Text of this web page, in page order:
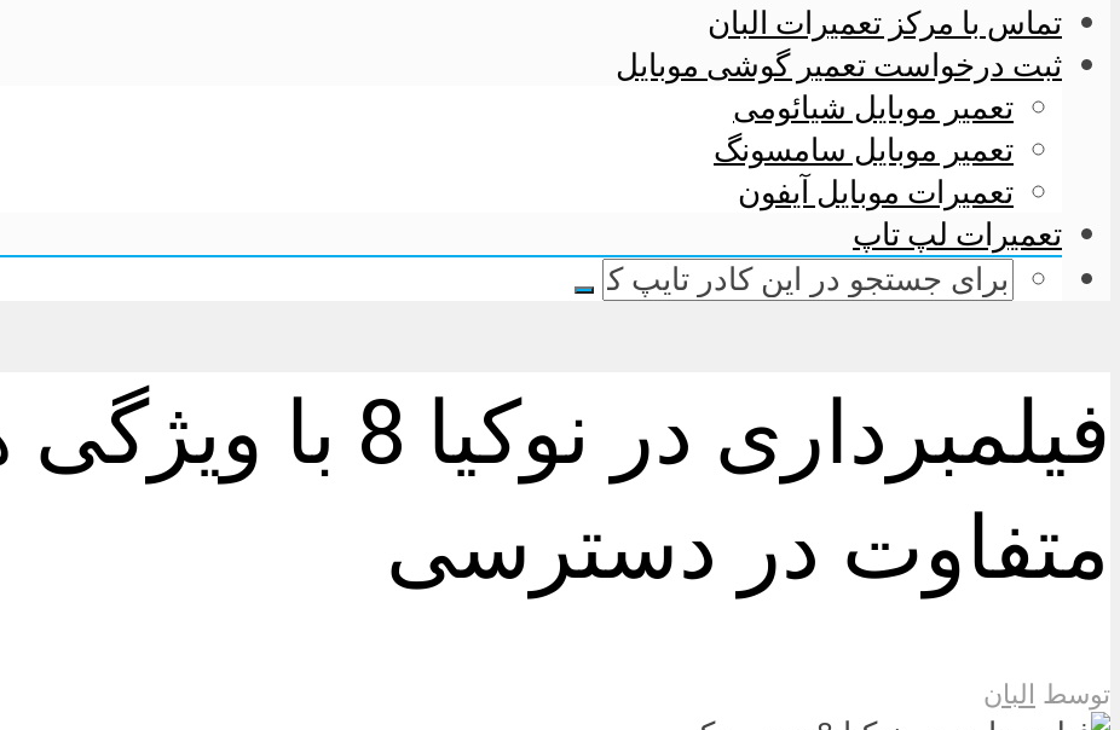
تماس با مرکز تعمیرات البان
ثبت درخواست تعمیر گوشی موبایل
تعمیر موبایل شیائومی
تعمیر موبایل سامسونگ
تعمیرات موبایل آیفون
تعمیرات لپ تاپ
فیلمبرداری در
متفاوت در دسترسی
توسط البان